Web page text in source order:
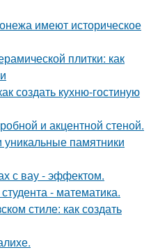
имеют историческое
плитки: как
создать кухню-гостиную
и акцентной стеной.
памятники
с вау - эффектом.
- математика.
стиле: как создать